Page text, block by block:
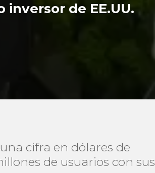
de EE.UU.
cifra en dólares de
de usuarios con sus